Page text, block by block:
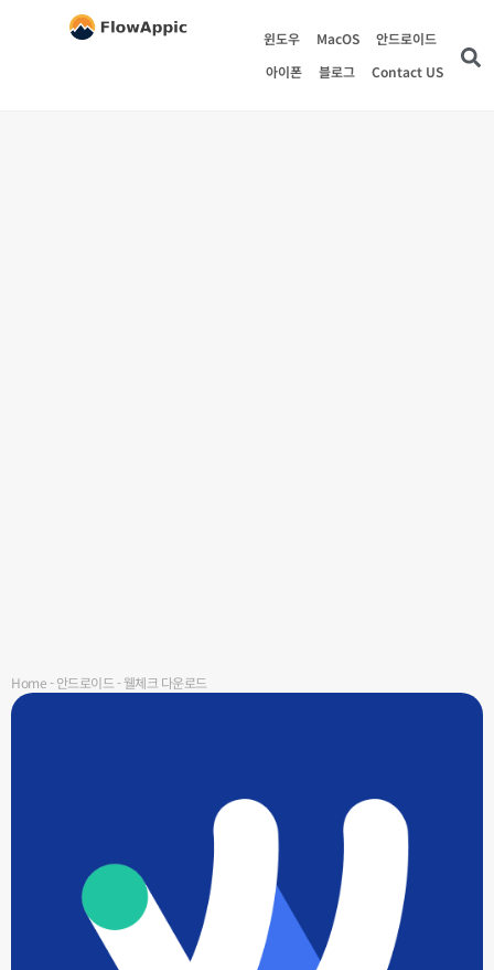
윈도우 MacOS
안드로이드
아이폰
블로그 Contact US
Home-안드로이드-웰체크 다운로드